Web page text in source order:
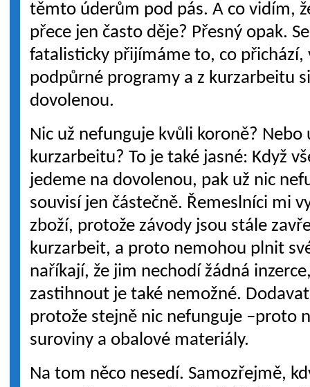
těmto úderům pod pás. A co vidím,
přece jen často děje? Přesný opak.
fatalisticky přijímáme to, co přichází,
podpůrné programy a z kurzarbeitu
dovolenou.
Nic už nefunguje kvůli koroně?
kurzarbeitu? To je také jasné: Když
jedeme na dovolenou, pak už nic
souvisí jen částečně. Řemeslníci mi
zboží, protože závody jsou stále
kurzarbeit, a proto nemohou plnit
naříkají, že jim nechodí žádná
zastihnout je také nemožné.
protože stejně nic nefunguje –proto
suroviny a obalové materiály.
Na tom něco nesedí. Samozřejmě,